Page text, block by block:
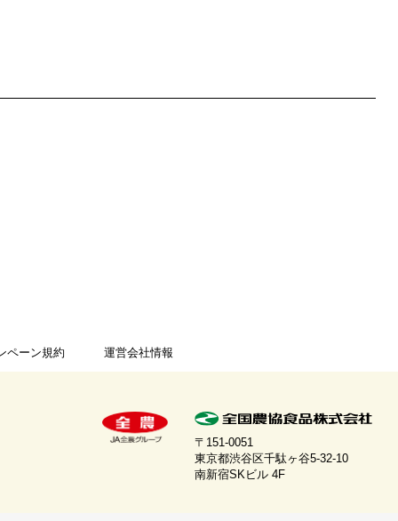
ペーン規約 運営会社情報
〒151-0051
東京都渋谷区千駄ヶ谷5-32-10
南新宿SKビル 4F